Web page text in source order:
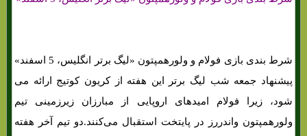
شرط بندی بازی فولام و ولورهمپتون «لیگ برتر انگلیس، 5 اسفند»
پیشنهاد جمعه شب لیگ برتر این هفته از کریون کوتیج ارائه می
شود، زیرا فولام امیدهای اروپایی از مبارزان زیرزمینی تیم
ولورهمپتون واندررز در پایتخت استقبال می‌کنند.دو تیم آخر هفته